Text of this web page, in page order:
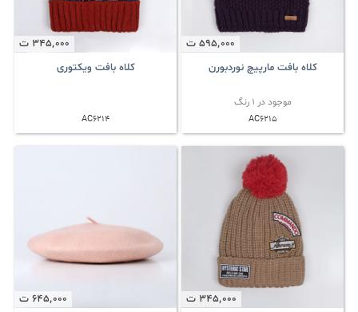
595٬000 ت
کلاه بافت مارپیچ نوردبورن
موجود در 1 رنگ
AC6215
345٬000 ت
کلاه بافت ویکتوری
AC6214
345٬000 ت
645٬000 ت